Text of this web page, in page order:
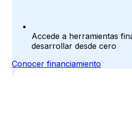
Accede a herramientas
desarrollar desde cero
Conocer financiamiento